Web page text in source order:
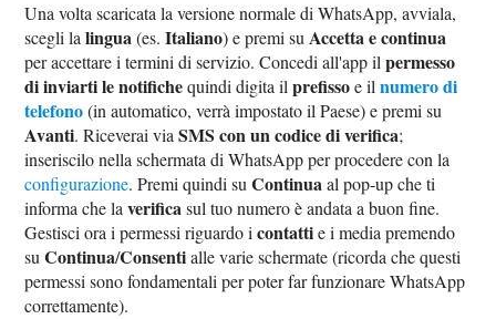
Una volta scaricata la versione normale di WhatsApp, avviala,
scegli lalingua(es.Italiano) e premi suAccetta e continua
per accettare i termini di servizio. Concedi all'app ilpermesso
di inviarti le notifichequindi digita ilprefissoe ilnumero di
telefono(in automatico, verrà impostato il Paese) e premi su
Avanti. Riceverai viaSMS con un codice di verifica;
inseriscilo nella schermata di WhatsApp per procedere con la
configurazione. Premi quindi suContinuaal pop-up che ti
informa che laverificasul tuo numero è andata a buon fine.
Gestisci ora i permessi riguardo icontattie i media premendo
suContinua/Consentialle varie schermate (ricorda che questi
permessi sono fondamentali per poter far funzionare WhatsApp
correttamente).